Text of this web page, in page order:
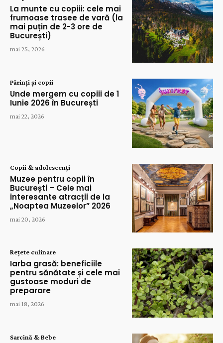
La munte cu copiii: cele mai
frumoase trasee de vară (la
mai puțin de 2-3 ore de
București)
mai 25, 2026
Părinți și copii
Unde mergem cu copiii de 1
Iunie 2026 în București
mai 22, 2026
Copii & adolescenți
Muzee pentru copii în
București – Cele mai
interesante atracții de la
„Noaptea Muzeelor” 2026
mai 20, 2026
Rețete culinare
Iarba grasă: beneficiile
pentru sănătate și cele mai
gustoase moduri de
preparare
mai 18, 2026
Sarcină & Bebe